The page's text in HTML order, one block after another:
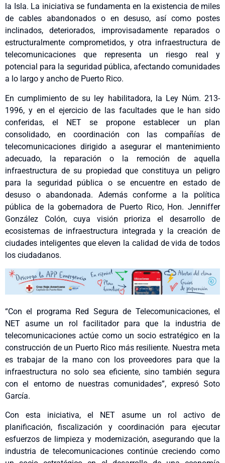
la Isla. La iniciativa se fundamenta en la existencia de miles
de cables abandonados o en desuso, así como postes
inclinados, deteriorados, improvisadamente reparados o
estructuralmente comprometidos, y otra infraestructura de
telecomunicaciones que representa un riesgo real y
potencial para la seguridad pública, afectando comunidades
a lo largo y ancho de Puerto Rico.
En cumplimiento de su ley habilitadora, la Ley Núm. 213-
1996, y en el ejercicio de las facultades que le han sido
conferidas, el NET se propone establecer un plan
consolidado, en coordinación con las compañías de
telecomunicaciones dirigido a asegurar el mantenimiento
adecuado, la reparación o la remoción de aquella
infraestructura de su propiedad que constituya un peligro
para la seguridad pública o se encuentre en estado de
desuso o abandonada. Además conforme a la política
pública de la gobernadora de Puerto Rico, Hon. Jenniffer
González Colón, cuya visión prioriza el desarrollo de
ecosistemas de infraestructura integrada y la creación de
ciudades inteligentes que eleven la calidad de vida de todos
los ciudadanos.
“Con el programa Red Segura de Telecomunicaciones, el
NET asume un rol facilitador para que la industria de
telecomunicaciones actúe como un socio estratégico en la
construcción de un Puerto Rico más resiliente. Nuestra meta
es trabajar de la mano con los proveedores para que la
infraestructura no solo sea eficiente, sino también segura
con el entorno de nuestras comunidades”, expresó Soto
García.
Con esta iniciativa, el NET asume un rol activo de
planificación, fiscalización y coordinación para ejecutar
esfuerzos de limpieza y modernización, asegurando que la
industria de telecomunicaciones continúe creciendo como